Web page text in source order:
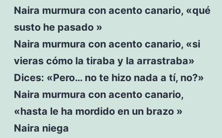
Naira murmura con acento canario, «qué
susto he pasado »
Naira murmura con acento canario, «si
vieras cómo la tiraba y la arrastraba»
Dices: «Pero… no te hizo nada a tí, no?»
Naira murmura con acento canario,
«hasta le ha mordido en un brazo »
Naira niega